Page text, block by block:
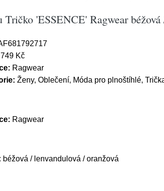
Tričko 'ESSENCE' Ragwear
749 Kč
Ragwear
Ženy, Oblečení, Móda pro plnoštíhlé,
Ragwear
béžová / lenvandulová / oranžová